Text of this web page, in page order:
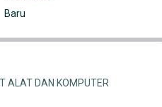
Baru
ALAT DAN KOMPUTER